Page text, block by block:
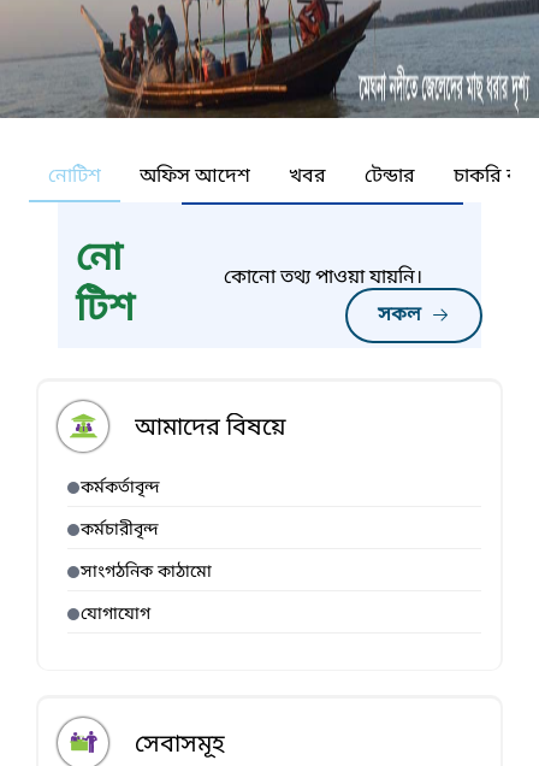
নোটিশ অফিস আদেশ খবর টেন্ডার চাকরি
নো
টিশ
সকল
কোনো তথ্য পাওয়া যায়নি।
আমাদের বিষয়ে
কর্মকর্তাবৃন্দ
কর্মচারীবৃন্দ
সাংগঠনিক কাঠামো
যোগাযোগ
সেবাসমূহ